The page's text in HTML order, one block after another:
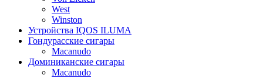
West
Winston
Устройства IQOS ILUMA
Гондурасские сигары
Macanudo
Доминиканские сигары
Macanudo